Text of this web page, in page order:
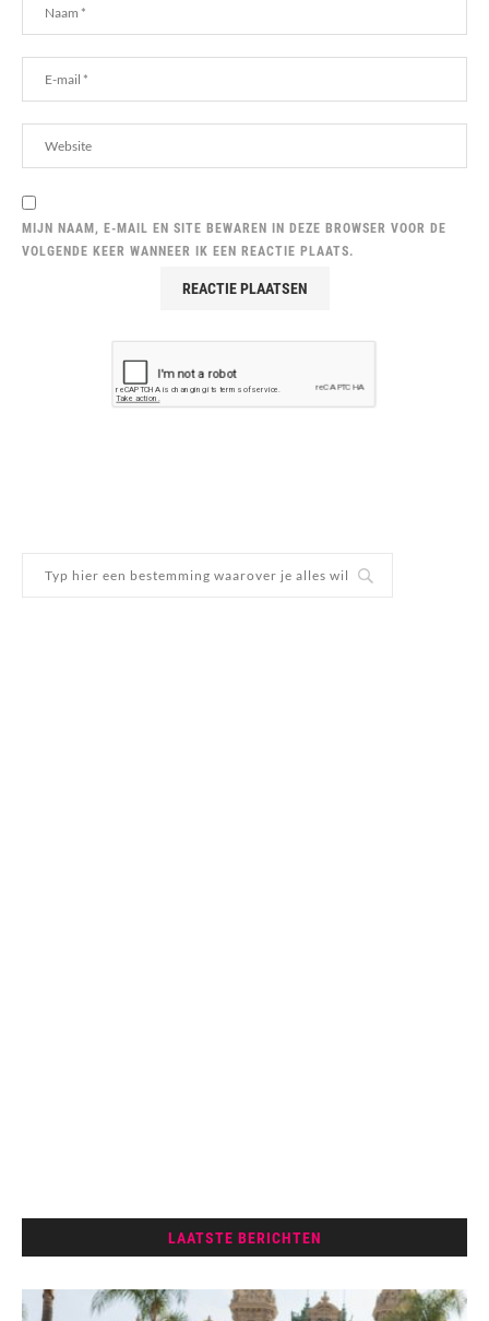
MIJN NAAM, E-MAIL EN SITE BEWAREN IN DEZE BROWSER VOOR DE
VOLGENDE KEER WANNEER IK EEN REACTIE PLAATS.
LAATSTE BERICHTEN